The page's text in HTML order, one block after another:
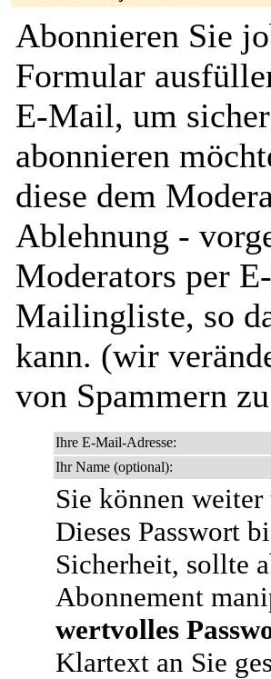
Abonnieren Sie
Formular
E-Mail, um
abonnieren
diese dem
Ablehnung -
Moderators per
Mailingliste, so
kann. (wir
von Spammern
Ihre E-Mail-Adresse:
Ihr Name (optional):
Sie können
Dieses Passwort
Sicherheit, sollte
Abonnement
wertvolles
Klartext an Sie